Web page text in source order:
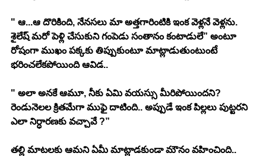
" ఆ...ఆ దొరికింది, నేనసలు మా అత్తగారింటికి ఇంక వెళ్లనే వెళ్లను.
శైలేష్ మరో పెళ్లి చేసుకుని గంపెడు సంతానం కంటాడులే” అంటూ
రోషంగా ముఖం పక్కకు తిప్పుకుంటూ మాట్లాడుతుంటుంటే
భరించలేకపోయింది ఆవిడ..
" అలా అనకే ఆమూ, నీకు ఏమి వయస్సు మీరిపోయిందని?
రెండునెలల క్రితమేగా ముఫై దాటింది.. అప్పుడే ఇంక పిల్లలు పుట్టరని
ఎలా నిర్ధారణకు వచ్చావే ?”
తల్లి మాటలకు ఆమని ఏమీ మాట్లాడకుండా మౌనం వహించింది..